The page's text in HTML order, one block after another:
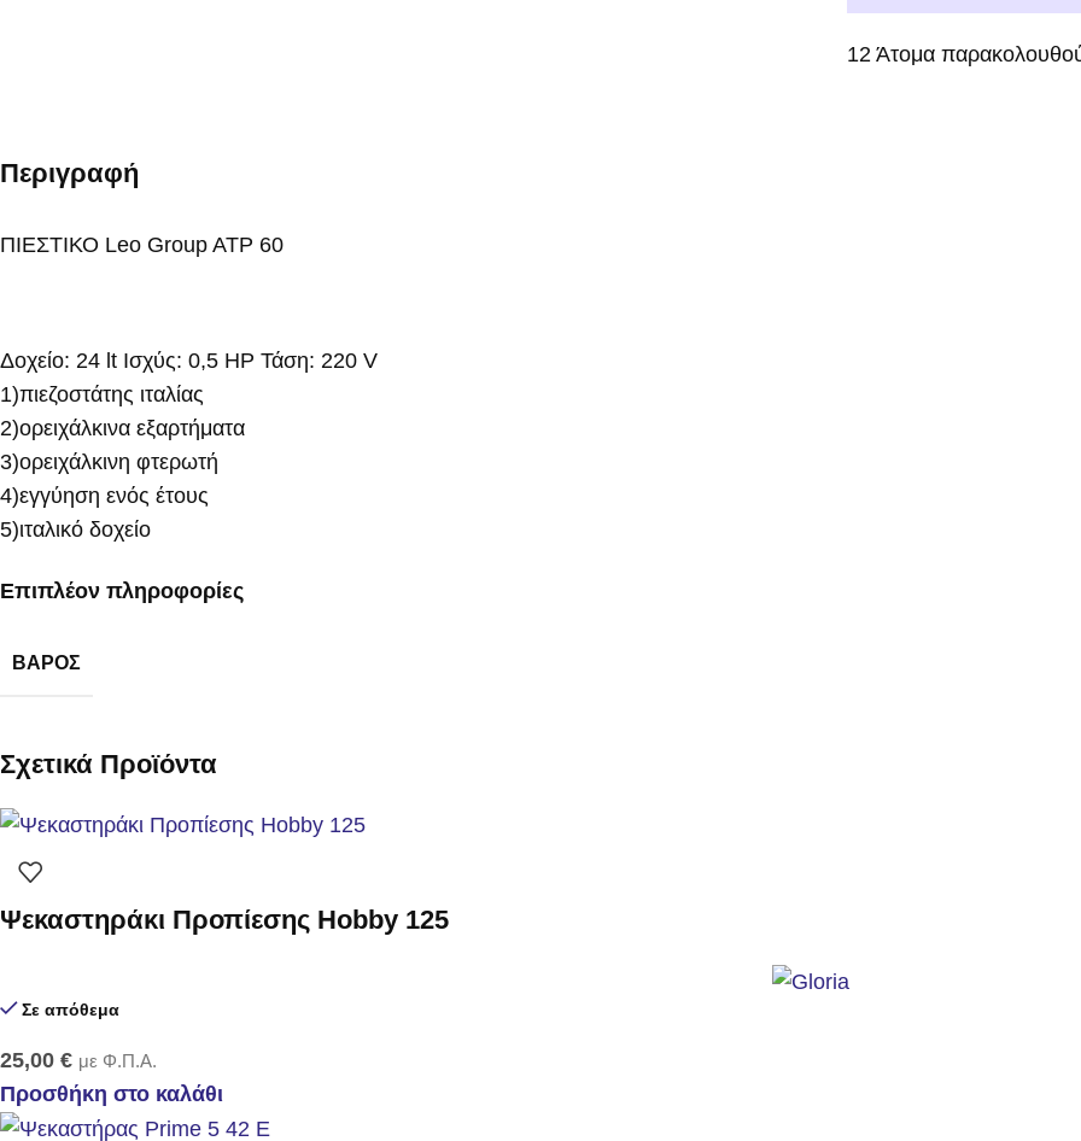
12 Άτομα
Περιγραφή
ΠΙΕΣΤΙΚΟ Leo Group ATP 60
Δοχείο: 24 lt Ισχύς: 0,5 ΗP Τάση: 220 V
1)πιεζοστάτης ιταλίας
2)ορειχάλκινα εξαρτήματα
3)ορειχάλκινη φτερωτή
4)εγγύηση ενός έτους
5)ιταλικό δοχείο
Επιπλέον πληροφορίες
ΒΆΡΟΣ
Σχετικά Προϊόντα
Ψεκαστηράκι Προπίεσης Hobby 125
Σε απόθεμα
25,00 € με Φ.Π.Α.
Προσθήκη στο καλάθι